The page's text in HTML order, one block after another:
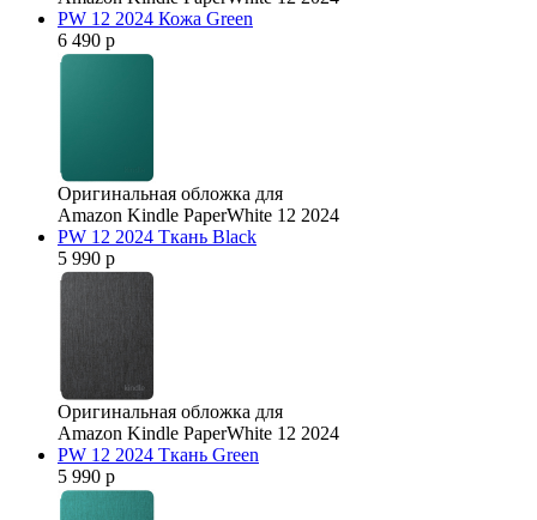
PW 12 2024 Кожа Green
6 490 р
Оригинальная обложка для
Amazon Kindle PaperWhite 12 2024
PW 12 2024 Ткань Black
5 990 р
Оригинальная обложка для
Amazon Kindle PaperWhite 12 2024
PW 12 2024 Ткань Green
5 990 р